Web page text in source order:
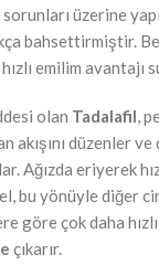
sorunları üzerine
bahsettirmiştir.
emilim avantajı
olan Tadalafil,
akışını düzenler
Ağızda eriyerek
bu yönüyle diğer
göre çok daha hızlı
çıkarır.